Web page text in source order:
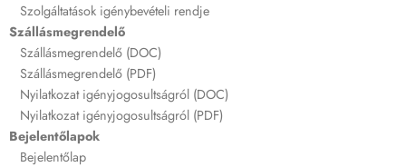
Szolgáltatások igénybevételi rendje
Szállásmegrendelő
Szállásmegrendelő (DOC)
Szállásmegrendelő (PDF)
Nyilatkozat igényjogosultságról (DOC)
Nyilatkozat igényjogosultságról (PDF)
Bejelentőlapok
Bejelentőlap